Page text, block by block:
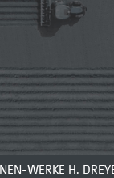
WERKE H.